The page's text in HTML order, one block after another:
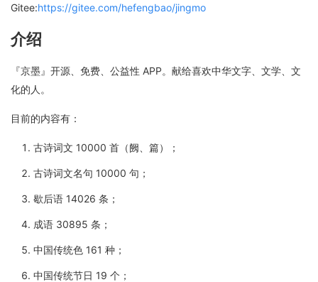
Gitee:https://gitee.com/hefengbao/jingmo
介绍
『京墨』开源、免费、公益性 APP。献给喜欢中华文字、文学、文
化的人。
目前的内容有：
古诗词文 10000 首（阙、篇）；
古诗词文名句 10000 句；
歇后语 14026 条；
成语 30895 条；
中国传统色 161 种；
中国传统节日 19 个；